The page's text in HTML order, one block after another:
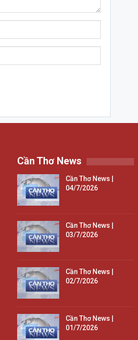
Cần Thơ News
Cần Thơ News |
04/7/2026
Cần Thơ News |
03/7/2026
Cần Thơ News |
02/7/2026
Cần Thơ News |
01/7/2026